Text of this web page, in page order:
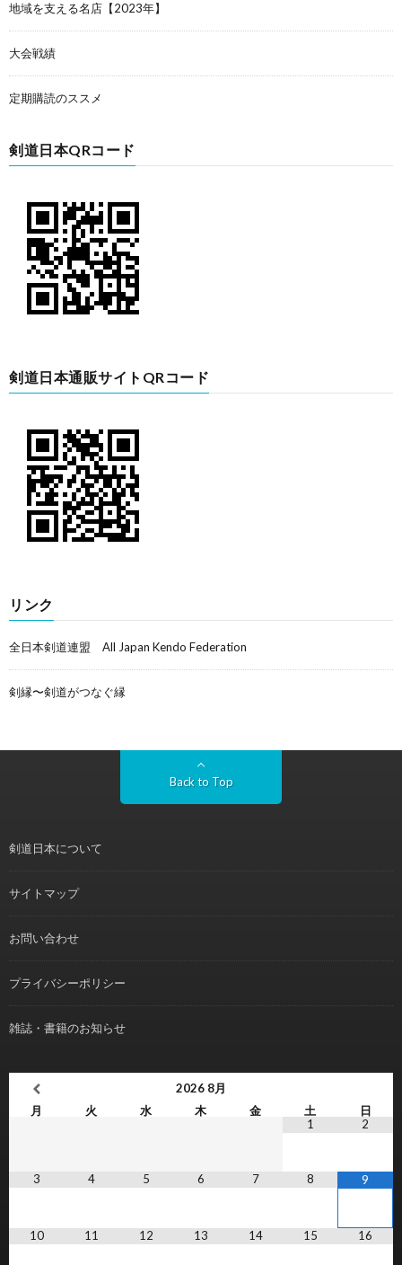
地域を支える名店【2023年】
大会戦績
定期購読のススメ
剣道日本QRコード
剣道日本通販サイトQRコード
リンク
全日本剣道連盟 All Japan Kendo Federation
剣縁〜剣道がつなぐ縁
Back to Top
剣道日本について
サイトマップ
お問い合わせ
プライバシーポリシー
雑誌・書籍のお知らせ
2026 8月
月
火 水 木 金 土
日
1
2
3 4 5 6 7 8 9
10 11 12 13 14 15 16